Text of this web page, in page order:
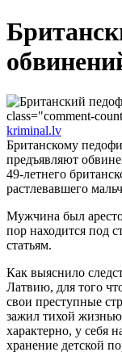
kriminal.lv
Британскому
предъявляют
49-летнего
растлевавшего
Мужчина был
пор находится под
статьям.
Как выяснило
Латвию, для того
свои преступные
зажил тихой
характерно, у себя
хранение детской